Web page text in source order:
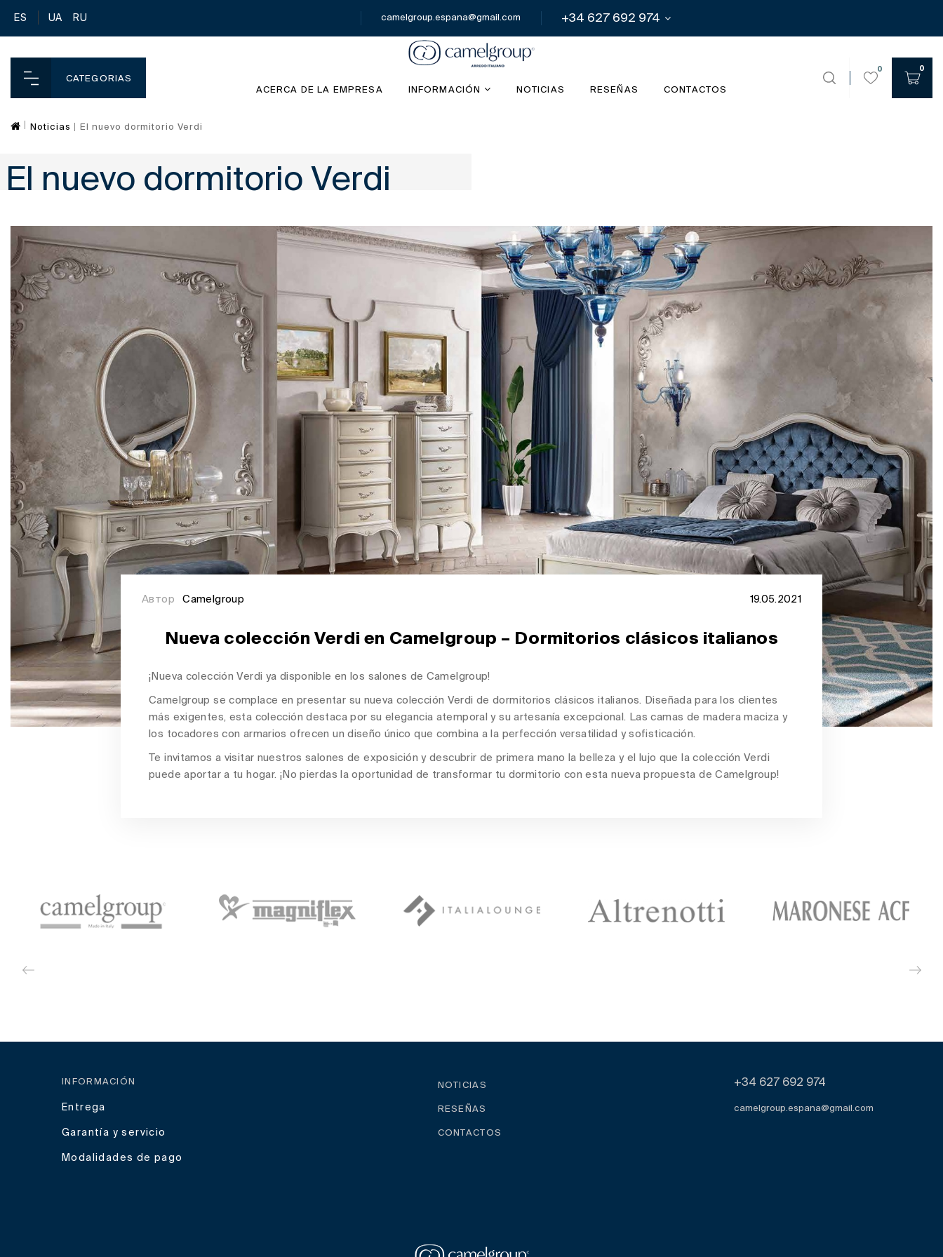
ES UA RU camelgroup.espana@gmail.com +34 627 692 974
CATEGORIAS
ACERCA DE LA EMPRESA
INFORMACIÓN NOTICIAS RESEÑAS CONTACTOS
0 0
Noticias El nuevo dormitorio Verdi
El nuevo dormitorio Verdi
Автор Camelgroup 19.05.2021
Nueva colección Verdi en Camelgroup – Dormitorios clásicos italianos
¡Nueva colección Verdi ya disponible en los salones de Camelgroup!
Camelgroup se complace en presentar su nueva colección Verdi de dormitorios clásicos italianos. Diseñada para los clientes
más exigentes, esta colección destaca por su elegancia atemporal y su artesanía excepcional. Las camas de madera maciza y
los tocadores con armarios ofrecen un diseño único que combina a la perfección versatilidad y sofisticación.
Te invitamos a visitar nuestros salones de exposición y descubrir de primera mano la belleza y el lujo que la colección Verdi
puede aportar a tu hogar. ¡No pierdas la oportunidad de transformar tu dormitorio con esta nueva propuesta de Camelgroup!
INFORMACIÓN
Entrega
Garantía y servicio
Modalidades de pago
NOTICIAS
RESEÑAS
CONTACTOS
+34 627 692 974
camelgroup.espana@gmail.com